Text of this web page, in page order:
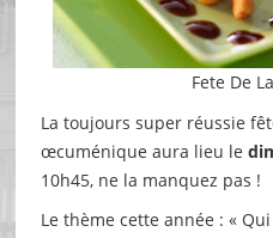
Fete De
La toujours super réussie
œcuménique aura lieu le
10h45, ne la manquez pas !
Le thème cette année : «